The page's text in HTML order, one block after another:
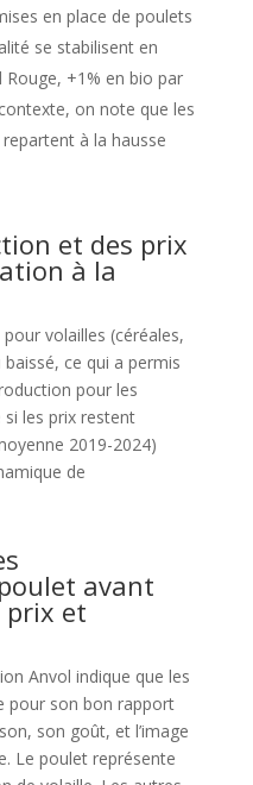
en place de poulets
se stabilisent en
Rouge, +1% en bio par
on note que les
à la hausse
et des prix
à la
volailles (céréales,
ce qui a permis
pour les
si les prix restent
2019-2024)
de
avant
prix et
Anvol indique que les
pour son bon rapport
son goût, et l’image
Le poulet représente